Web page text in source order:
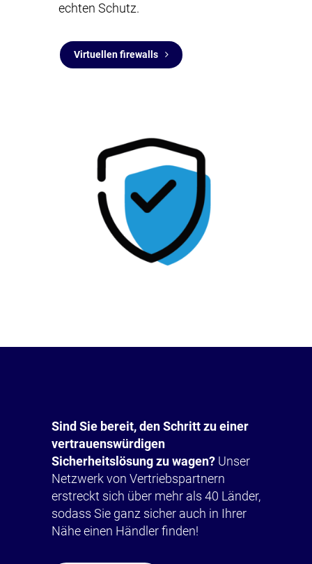
echten Schutz.
Virtuellen firewalls
Sind Sie bereit, den Schritt zu einer
vertrauenswürdigen
Sicherheitslösung zu wagen? Unser
Netzwerk von Vertriebspartnern
erstreckt sich über mehr als 40 Länder,
sodass Sie ganz sicher auch in Ihrer
Nähe einen Händler finden!